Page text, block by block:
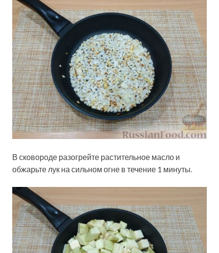
В сковороде разогрейте растительное масло и
обжарьте лук на сильном огне в течение 1 минуты.